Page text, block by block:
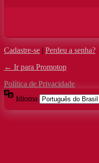
Cadastre-se | Perdeu a senha?
← Ir para Promotop
Política de Privacidade
Idioma